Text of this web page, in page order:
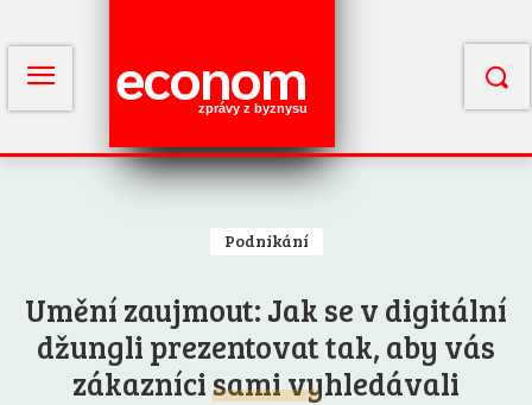
econom
zprávy z byznysu
Podnikání
Umění zaujmout: Jak se v digitální
džungli prezentovat tak, aby vás
zákazníci sami vyhledávali